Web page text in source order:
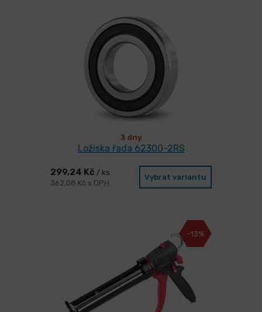
3 dny
Ložiska řada 62300-2RS
299,24 Kč / ks
362,08 Kč s DPH
Vybrat variantu
-13%